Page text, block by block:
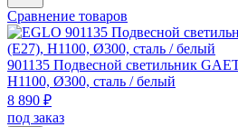
Сравнение товаров
901135 Подвесной светильник
H1100, Ø300, сталь / белый
8 890 ₽
под заказ